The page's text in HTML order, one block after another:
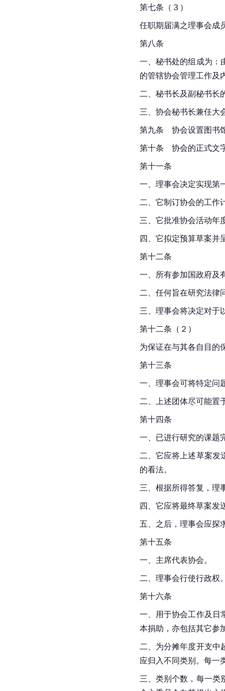
第七条（３）
任职期届满之理事会成
第八条
一、秘书处的组成为：
的管辖协会管理工作及
二、秘书长及副秘书长
三、协会秘书长兼任大
第九条　协会设置图书
第十条　协会的正式文
第十一条
一、理事会决定实现第
二、它制订协会的工作
三、它批准协会活动年
四、它拟定预算草案并
第十二条
一、所有参加国政府及
二、任何旨在研究法律
三、理事会将决定对于
第十二条（２）
为保证在与其各自目的
第十三条
一、理事会可将特定问
二、上述团体尽可能置
第十四条
一、已进行研究的课题
二、它应将上述草案发
的看法。
三、根据所得答复，理
四、它应将最终草案发
五、之后，理事会应探
第十五条
一、主席代表协会。
二、理事会行使行政权
第十六条
一、用于协会工作及日
本捐助，亦包括其它参
二、为分摊年度开支中
应归入不同类别。每一
三、类别个数，每一类